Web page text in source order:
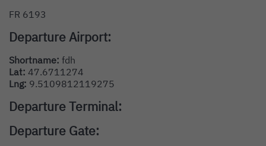
FR 6193
Departure Airport:
Shortname: fdh
Lat: 47.6711274
Lng: 9.5109812119275
Departure Terminal:
Departure Gate: